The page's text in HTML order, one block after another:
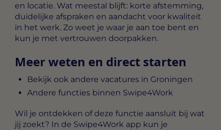
en locatie. Wat meestal blijft: korte afstemming,
duidelijke afspraken en aandacht voor kwaliteit
in het werk. Zo weet je waar je aan toe bent en
kun je met vertrouwen doorpakken.
Meer weten en direct starten
Bekijk ook andere vacatures in Groningen
Andere functies binnen Swipe4Work
Wil je ontdekken of deze functie aansluit bij wat
jij zoekt? In de Swipe4Work app kun je